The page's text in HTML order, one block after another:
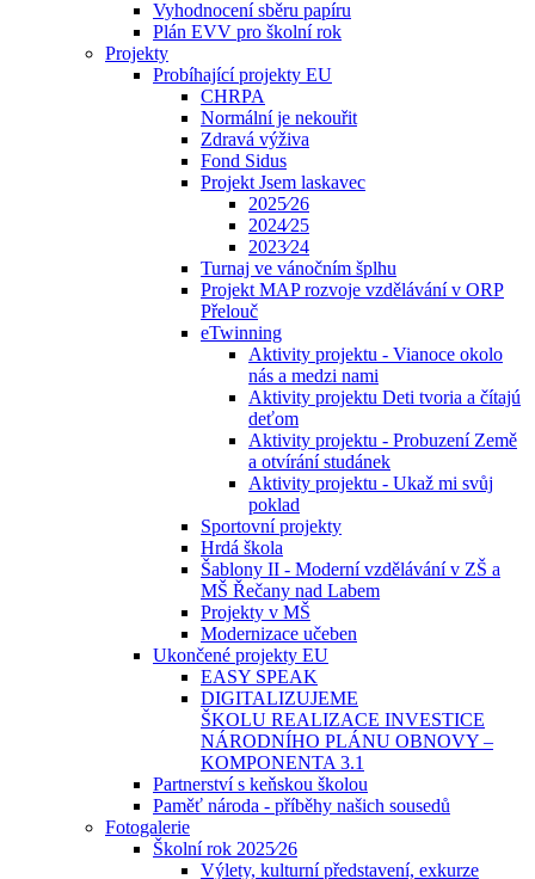
Vyhodnocení sběru papíru
Plán EVV pro školní rok
Projekty
Probíhající projekty EU
CHRPA
Normální je nekouřit
Zdravá výživa
Fond Sidus
Projekt Jsem laskavec
2025⁄26
2024⁄25
2023⁄24
Turnaj ve vánočním šplhu
Projekt MAP rozvoje vzdělávání v ORP
Přelouč
eTwinning
Aktivity projektu - Vianoce okolo
nás a medzi nami
Aktivity projektu Deti tvoria a čítajú
deťom
Aktivity projektu - Probuzení Země
a otvírání studánek
Aktivity projektu - Ukaž mi svůj
poklad
Sportovní projekty
Hrdá škola
Šablony II - Moderní vzdělávání v ZŠ a
MŠ Řečany nad Labem
Projekty v MŠ
Modernizace učeben
Ukončené projekty EU
EASY SPEAK
DIGITALIZUJEME
ŠKOLU REALIZACE INVESTICE
NÁRODNÍHO PLÁNU OBNOVY –
KOMPONENTA 3.1
Partnerství s keňskou školou
Paměť národa - příběhy našich sousedů
Fotogalerie
Školní rok 2025⁄26
Výlety, kulturní představení, exkurze